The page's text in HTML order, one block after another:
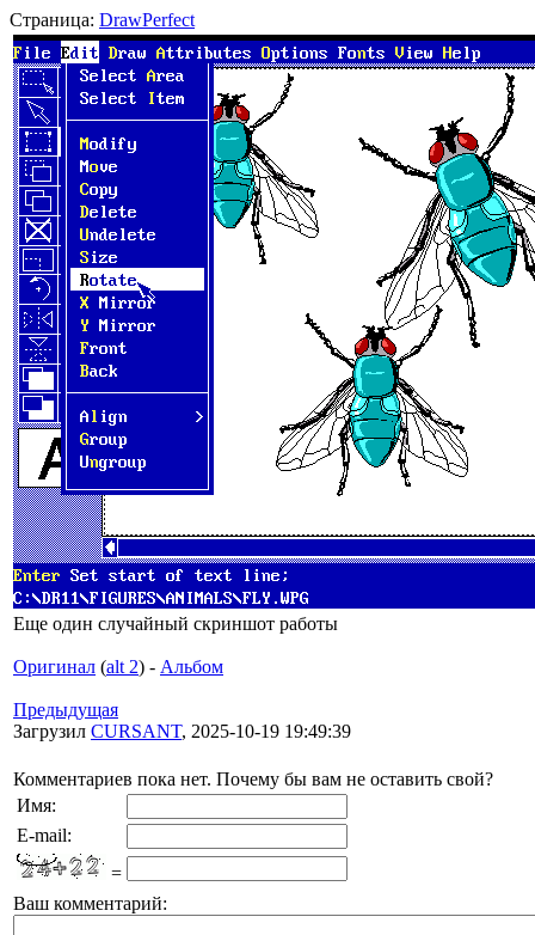
Страница: DrawPerfect
Еще один случайный скриншот работы
Оригинал (alt 2) - Альбом
Предыдущая
Загрузил CURSANT, 2025-10-19 19:49:39
Комментариев пока нет. Почему бы вам не оставить свой?
Имя:
E-mail:
=
Ваш комментарий: